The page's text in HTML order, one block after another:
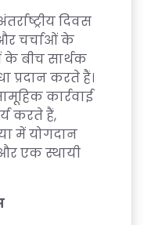
दिवस
चर्चाओं के
के बीच सार्थक
प्रदान करते हैं।
कार्रवाई
करते हैं,
में योगदान
एक स्थायी